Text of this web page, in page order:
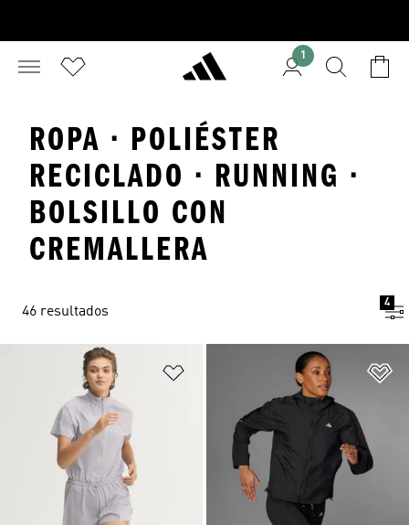
1
ROPA · POLIÉSTER
RECICLADO · RUNNING ·
BOLSILLO CON
CREMALLERA
46 resultados
4
Añadir a la lista de deseos